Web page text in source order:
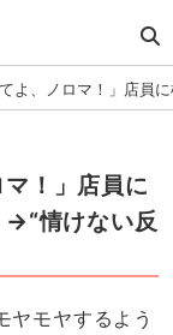
てよ、ノロマ！」店員
マ！」店員に
→“情けない反
ヤモヤするよう